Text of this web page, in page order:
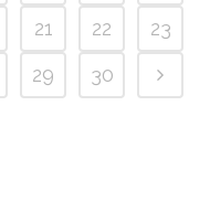
21 22
23
29 30